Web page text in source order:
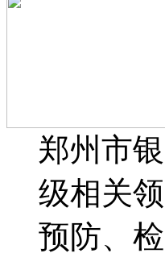
郑州市
级相关
预防、